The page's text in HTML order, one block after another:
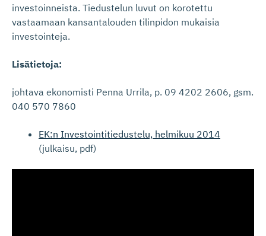
investoinneista. Tiedustelun luvut on korotettu
vastaamaan kansantalouden tilinpidon mukaisia
investointeja.
Lisätietoja:
johtava ekonomisti Penna Urrila, p. 09 4202 2606, gsm.
040 570 7860
EK:n Investointitiedustelu, helmikuu 2014
(julkaisu, pdf)